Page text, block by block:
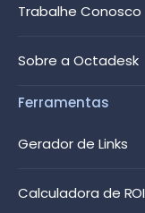
Trabalhe Conosco
Sobre a Octadesk
Ferramentas
Gerador de Links
Calculadora de ROI